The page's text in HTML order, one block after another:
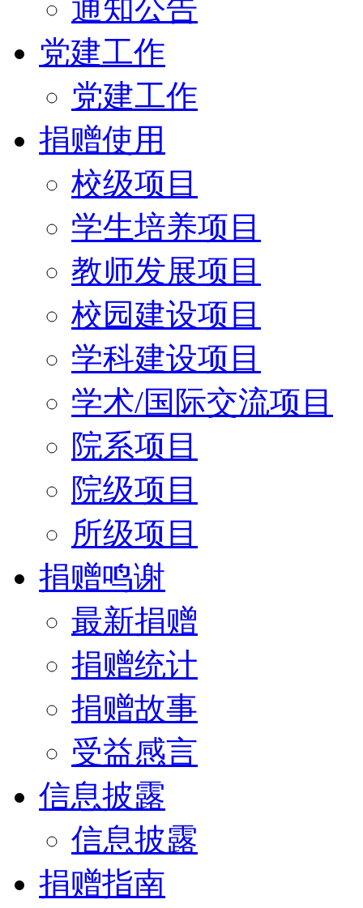
通知公告
党建工作
党建工作
捐赠使用
校级项目
学生培养项目
教师发展项目
校园建设项目
学科建设项目
学术/国际交流项目
院系项目
院级项目
所级项目
捐赠鸣谢
最新捐赠
捐赠统计
捐赠故事
受益感言
信息披露
信息披露
捐赠指南